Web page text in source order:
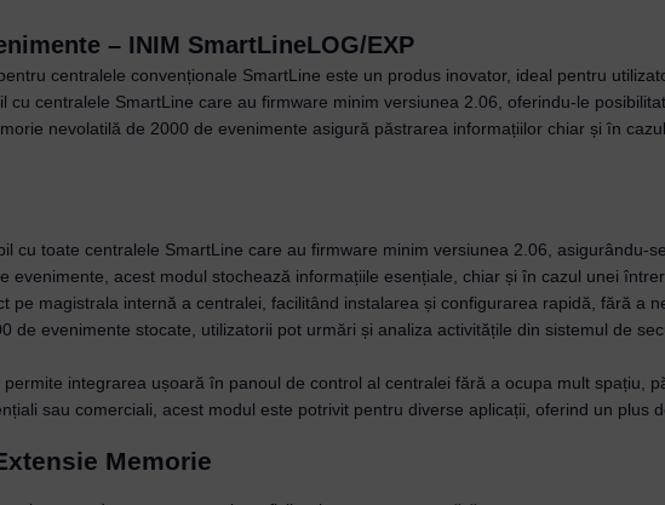
– INIM SmartLineLOG/EXP
centralele convenționale SmartLine este un produs inovator, ideal pentru
cu centralele SmartLine care au firmware minim versiunea 2.06, oferindu-le
nevolatilă de 2000 de evenimente asigură păstrarea informațiilor chiar și în
cu toate centralele SmartLine care au firmware minim versiunea 2.06, asigurându-
evenimente, acest modul stochează informațiile esențiale, chiar și în cazul unei
pe magistrala internă a centralei, facilitând instalarea și configurarea rapidă, fără a
de evenimente stocate, utilizatorii pot urmări și analiza activitățile din sistemul de
integrarea ușoară în panoul de control al centralei fără a ocupa mult spațiu,
sau comerciali, acest modul este potrivit pentru diverse aplicații, oferind un plus
Memorie